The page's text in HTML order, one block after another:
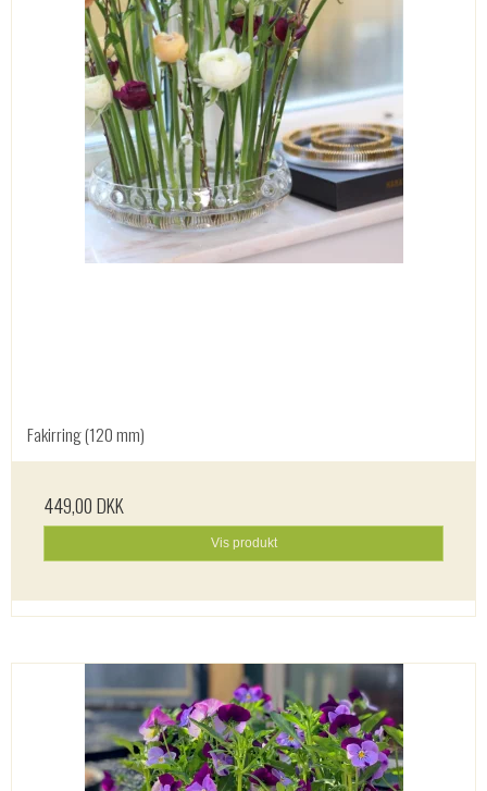
Fakirring (120 mm)
449,00 DKK
Vis produkt